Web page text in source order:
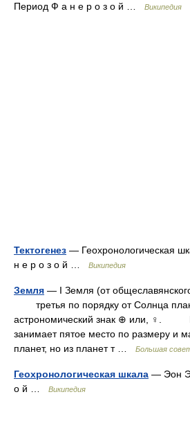
Период Ф а н е р о з о й …
Википедия
Тектогенез — Геохронологическая
н е р о з о й …
Википедия
Земля — I Земля (от
третья по порядку от Солнца
астрономический знак ⊕ или,
занимает пятое место по размеру и
планет, но из планет т …
Большая
Геохронологическая шкала — Эон
о й …
Википедия